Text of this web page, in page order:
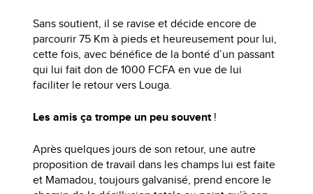
Sans soutient, il se ravise et décide encore de
parcourir 75 Km à pieds et heureusement pour lui,
cette fois, avec bénéfice de la bonté d’un passant
qui lui fait don de 1000 FCFA en vue de lui
faciliter le retour vers Louga.
Les amis ça trompe un peu souvent!
Après quelques jours de son retour, une autre
proposition de travail dans les champs lui est faite
et Mamadou, toujours galvanisé, prend encore le